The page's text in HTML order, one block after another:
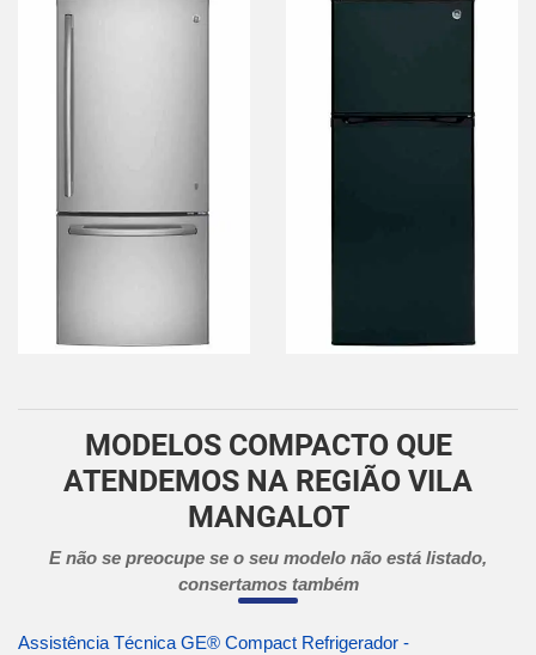
MODELOS COMPACTO QUE
ATENDEMOS NA REGIÃO VILA
MANGALOT
E não se preocupe se o seu modelo não está listado,
consertamos também
Assistência Técnica GE® Compact Refrigerador -